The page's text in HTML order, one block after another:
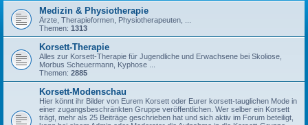
Medizin & Physiotherapie
Ärzte, Therapieformen, Physiotherapeuten, ...
Themen: 1313
Korsett-Therapie
Alles zur Korsett-Therapie für Jugendliche und Erwachsene bei Skoliose,
Morbus Scheuermann, Kyphose ...
Themen: 2885
Korsett-Modenschau
Hier könnt ihr Bilder von Eurem Korsett oder Eurer korsett-tauglichen Mode in
einer zugangsbeschränkten Gruppe veröffentlichen. Wer selber ein Korsett
trägt, mehr als 25 Beiträge geschrieben hat und sich aktiv im Forum beteiligt,